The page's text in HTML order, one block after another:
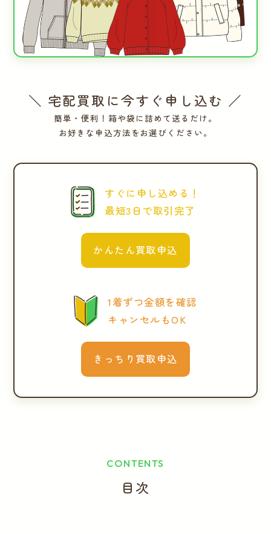
＼ 宅配買取に今すぐ申し込む ／
簡単・便利！箱や袋に詰めて送るだけ。
お好きな申込方法をお選びください。
すぐに申し込める！
最短3日で取引完了
かんたん買取申込
1着ずつ金額を確認
キャンセルもOK
きっちり買取申込
CONTENTS
目次